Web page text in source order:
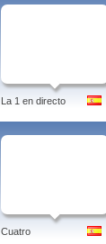
La 1 en directo
Cuatro